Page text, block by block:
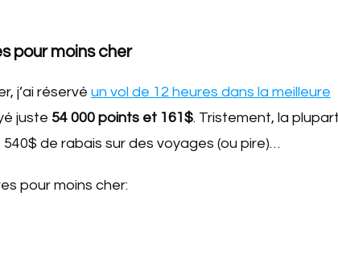
pour moins cher
j’ai réservé un vol de 12 heures dans la meilleure
juste 54 000 points et 161$. Tristement, la
de rabais sur des voyages (ou pire)…
pour moins cher: